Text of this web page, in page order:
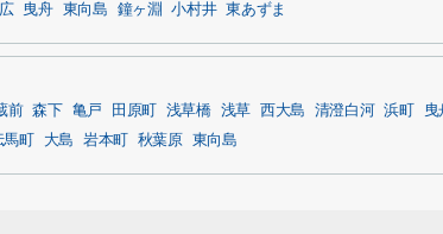
曳舟 東向島 鐘ヶ淵 小村井 東あずま
前 森下 亀戸 田原町 浅草橋 浅草 西大島 清澄白河 浜町 曳
町 大島 岩本町 秋葉原 東向島